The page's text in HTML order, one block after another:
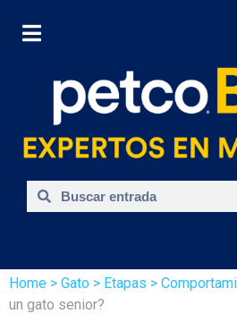
Home > Gato > Etapas >
un gato senior?